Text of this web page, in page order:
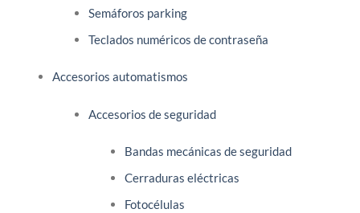
Semáforos parking
Teclados numéricos de contraseña
Accesorios automatismos
Accesorios de seguridad
Bandas mecánicas de seguridad
Cerraduras eléctricas
Fotocélulas